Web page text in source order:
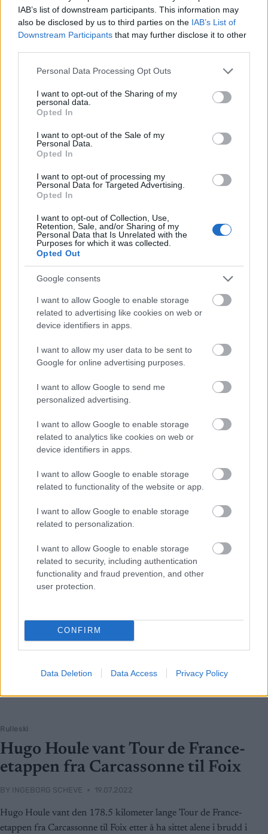
IAB’s list of downstream participants. This information may
also be disclosed by us to third parties on the IAB’s List of
Downstream Participants that may further disclose it to other
Please note that this website/app uses one or more Google
not limited to your visit or usage behaviour. You may click to
grant or deny consent to Google and its third-party tags to
use your data for below specified purposes in below Google
consent section.
Personal Data Processing Opt Outs
I want to opt-out of the Sharing of my
personal data.
Opted In
I want to opt-out of the Sale of my
Personal Data.
Opted In
I want to opt-out of processing my
Personal Data for Targeted Advertising.
Opted In
I want to opt-out of Collection, Use,
Retention, Sale, and/or Sharing of my
Personal Data that Is Unrelated with the
Purposes for which it was collected.
Opted Out
Google consents
I want to allow Google to enable storage
related to advertising like cookies on web or
device identifiers in apps.
I want to allow my user data to be sent to
Google for online advertising purposes.
I want to allow Google to send me
personalized advertising.
I want to allow Google to enable storage
related to analytics like cookies on web or
device identifiers in apps.
I want to allow Google to enable storage
related to functionality of the website or app.
I want to allow Google to enable storage
related to personalization.
I want to allow Google to enable storage
related to security, including authentication
functionality and fraud prevention, and other
user protection.
CONFIRM
Data Deletion Data Access Privacy Policy
Rulleski
Tour de France: Etappe 18
INGEBORG SCHEVE 21.07.2022
I dag avgjøres Tour de France: Den 143.2 kilometer lange etappen
fra Lourdes til Hautacam byr på tre beryktede fjell, to utenfor
kategori inkludert avslutningen. Dette venter på dagens intense
Tour de France: Etappe 17
INGEBORG SCHEVE 20.07.2022
lang, men blir et blodslit. Se hva som venter på dagens intense
Rulleski
Hugo Houle vant Tour de France-
etappen fra Carcassonne til Foix
BY INGEBORG SCHEVE 19.07.2022
Hugo Houle vant den 178.5 kilometer lange Tour de France-
etappen fra Carcassonne til Foix etter å ha sittet alene i brudd i